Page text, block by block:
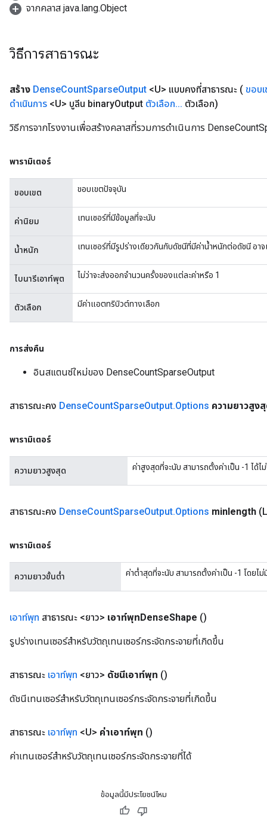
จากคลาส java.lang.Object
วิธีการสาธารณะ
สร้าง DenseCountSparseOutput <U> แบบคงที่สาธารณะ ( ขอบ
ดำเนินการ <U> บูลีน binaryOutput ตัวเลือก... ตัวเลือก)
วิธีการจากโรงงานเพื่อสร้างคลาสที่รวมการดำเนินการ
พารามิเตอร์
ขอบเขต ขอบเขตปัจจุบัน
ค่านิยม เทนเซอร์ที่มีข้อมูลที่จะนับ
น้ำหนัก เทนเซอร์ที่มีรูปร่างเดียวกันกับดัชนีที่มีค่าน้ำหนักต่อดัชนี อาจ
ไบนารีเอาท์พุต ไม่ว่าจะส่งออกจำนวนครั้งของแต่ละค่าหรือ 1
ตัวเลือก มีค่าแอตทริบิวต์ทางเลือก
การส่งคืน
อินสแตนซ์ใหม่ของ DenseCountSparseOutput
สาธารณะคง DenseCountSparseOutput.Options ความยาวสูง
พารามิเตอร์
ความยาวสูงสุด ค่าสูงสุดที่จะนับ สามารถตั้งค่าเป็น -1 ได้ไ
สาธารณะคง DenseCountSparseOutput.Options minlength
พารามิเตอร์
ความยาวขั้นต่ำ ค่าต่ำสุดที่จะนับ สามารถตั้งค่าเป็น -1 โดยไม่
เอาท์พุท สาธารณะ <ยาว> เอาท์พุทDenseShape ()
รูปร่างเทนเซอร์สำหรับวัตถุเทนเซอร์กระจัดกระจายที่เกิดขึ้น
สาธารณะ เอาท์พุท <ยาว> ดัชนีเอาท์พุท ()
ดัชนีเทนเซอร์สำหรับวัตถุเทนเซอร์กระจัดกระจายที่เกิดขึ้น
สาธารณะ เอาท์พุท <U> ค่าเอาท์พุท ()
ค่าเทนเซอร์สำหรับวัตถุเทนเซอร์กระจัดกระจายที่ได้
ข้อมูลนี้มีประโยชน์ไหม